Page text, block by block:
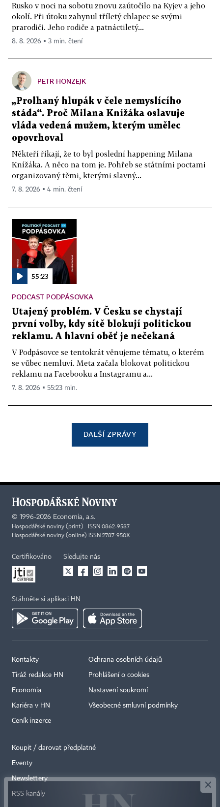
Rusko v noci na sobotu znovu zaútočilo na Kyjev a jeho
okolí. Při útoku zahynul tříletý chlapec se svými
prarodiči. Jeho rodiče a patnáctiletý...
8. 8. 2026 ▪ 3 min. čtení
PETR HONZEJK
„Prolhaný hlupák v čele nemyslícího
stáda“. Proč Milana Knížáka oslavuje
vláda vedená mužem, kterým umělec
opovrhoval
Někteří říkají, že to byl poslední happening Milana
Knížáka. A něco na tom je. Pohřeb se státními poctami
organizovaný těmi, kterými slavný...
7. 8. 2026 ▪ 4 min. čtení
55:23
PODCAST PODPÁSOVKA
Utajený problém. V Česku se chystají
první volby, kdy sítě blokují politickou
reklamu. A hlavní oběť je nečekaná
V Podpásovce se tentokrát věnujeme tématu, o kterém
se vůbec nemluví. Meta začala blokovat politickou
reklamu na Facebooku a Instagramu a...
7. 8. 2026 ▪ 55:23 min.
DALŠÍ ZPRÁVY
© 1996-2026 Economia, a.s.
Hospodářské noviny (print) ISSN 0862-9587
Hospodářské noviny (online) ISSN 2787-950X
Certifikováno Sledujte nás
Stáhněte si aplikaci HN
Kontakty
Tiráž redakce HN
Economia
Kariéra v HN
Ceník inzerce
Ochrana osobních údajů
Prohlášení o cookies
Nastavení soukromí
Všeobecné smluvní podmínky
Koupit / darovat předplatné
Eventy
Newslettery
RSS kanály